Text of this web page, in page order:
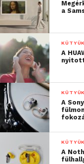
bevezetésig,
Lemák Gábor
szolgáltatássá,
válhat – hasonlóan
háromdimenziós
iPONT-hoz, a
hez vagy a
fejlesztő HomeSys
az innovációs
a
KÜTYÜK
A
KÜTYÜK
A
KÜTYÜK
A